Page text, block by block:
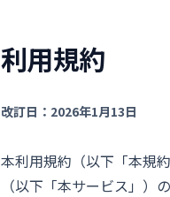
利用規約
改訂日：2026年1月13日
本利用規約（以下「本規
（以下「本サービス」